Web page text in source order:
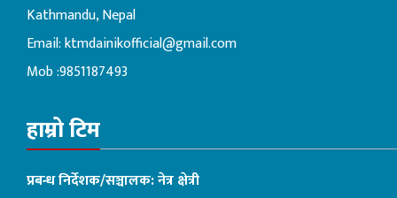
Kathmandu, Nepal
Email:ktmdainikofficial@gmail.com
Mob :9851187493
हाम्रो टिम
प्रबन्ध निर्देशक/सञ्चालक: नेत्र क्षेत्री